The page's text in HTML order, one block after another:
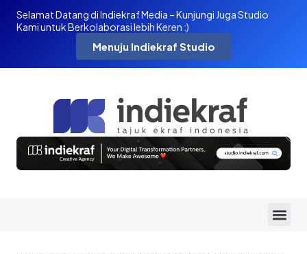
Selamat Datang di Indiekraf Media – Kunjungi Juga Studio
Kami untuk Berkolaborasi lebih Keren :)
Menuju Indiekraf Studio